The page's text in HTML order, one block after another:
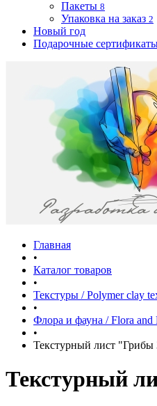
Пакеты 8
Упаковка на заказ 2
Новый год
Подарочные
Главная
•
Каталог товаров
•
Текстуры / Polymer clay
•
Флора и фауна / Flora and
•
Текстурный лист "Грибы
Текстурный